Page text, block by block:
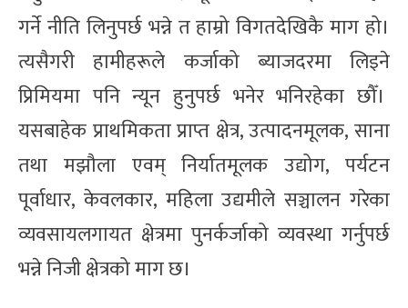
गर्ने नीति लिनुपर्छ भन्ने त हाम्रो विगतदेखिकै माग हो।
त्यसैगरी हामीहरूले कर्जाको ब्याजदरमा लिइने
प्रिमियमा पनि न्यून हुनुपर्छ भनेर भनिरहेका छौँ।
यसबाहेक प्राथमिकता प्राप्त क्षेत्र, उत्पादनमूलक, साना
तथा मझौला एवम् निर्यातमूलक उद्योग, पर्यटन
पूर्वाधार, केवलकार, महिला उद्यमीले सञ्चालन गरेका
व्यवसायलगायत क्षेत्रमा पुनर्कर्जाको व्यवस्था गर्नुपर्छ
भन्ने निजी क्षेत्रको माग छ।